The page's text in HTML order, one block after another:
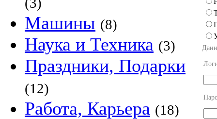
Машины (8)
Наука и Техника (3)
Праздники, Подарки
(12)
Работа, Карьера (18)